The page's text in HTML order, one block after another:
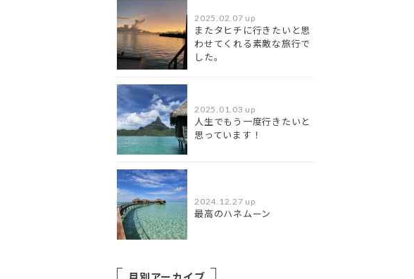
2025.02.07 up
またタヒチに行きたいと思
わせてくれる素敵な旅行で
した。
2025.01.03 up
人生でもう一度行きたいと
思っています！
2024.12.27 up
最高のハネムーン